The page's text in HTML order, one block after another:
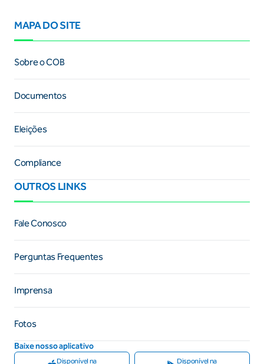
MAPA DO SITE
Sobre o COB
Documentos
Eleições
Compliance
OUTROS LINKS
Fale Conosco
Perguntas Frequentes
Imprensa
Fotos
Baixe nosso aplicativo
Disponível na Disponível na